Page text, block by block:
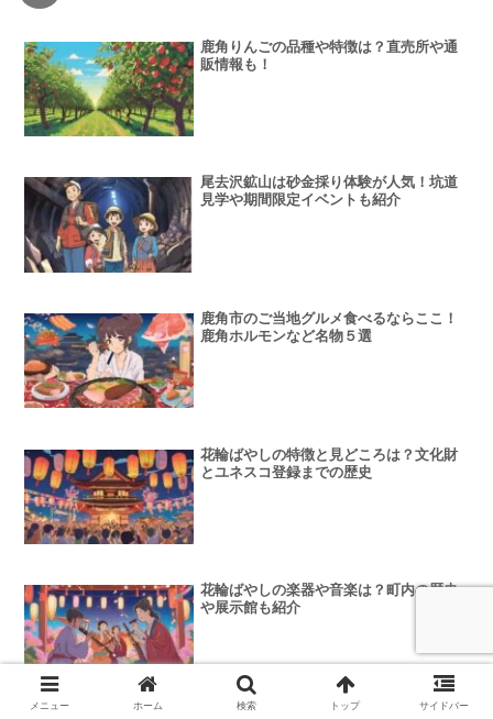
鹿角りんごの品種や特徴は？直売所や通
販情報も！
尾去沢鉱山は砂金採り体験が人気！坑道
見学や期間限定イベントも紹介
鹿角市のご当地グルメ食べるならここ！
鹿角ホルモンなど名物５選
花輪ばやしの特徴と見どころは？文化財
とユネスコ登録までの歴史
花輪ばやしの楽器や音楽は？町内の歴史
や展示館も紹介
メニュー ホーム 検索 トップ サイドバー